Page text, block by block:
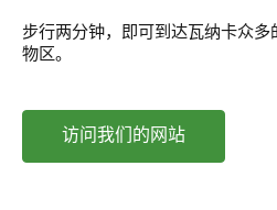
步行两分钟，即可到达瓦纳卡众
物区。
访问我们的网站